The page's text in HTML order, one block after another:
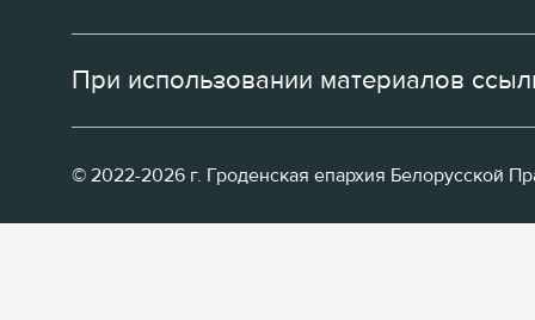
При использовании материалов
© 2022-2026 г. Гроденская епархия Белорусской